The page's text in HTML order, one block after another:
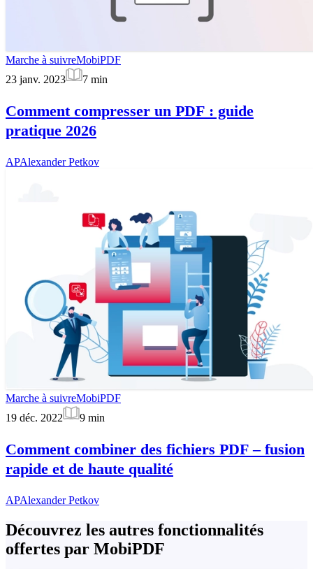
Marche à suivreMobiPDF
23 janv. 2023
7 min
Comment compresser un PDF : guide
pratique 2026
APAlexander Petkov
Marche à suivreMobiPDF
19 déc. 2022
9 min
Comment combiner des fichiers PDF – fusion
rapide et de haute qualité
APAlexander Petkov
Découvrez les autres fonctionnalités
offertes par MobiPDF